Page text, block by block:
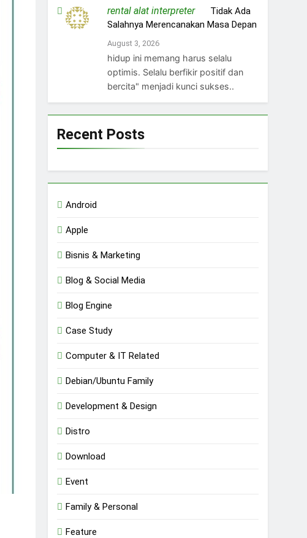
rental alat interpreteron Tidak Ada
Salahnya Merencanakan Masa Depan
August 3, 2026
hidup ini memang harus selalu
optimis. Selalu berfikir positif dan
bercita" menjadi kunci sukses..
Recent Posts
Android
Apple
Bisnis & Marketing
Blog & Social Media
Blog Engine
Case Study
Computer & IT Related
Debian/Ubuntu Family
Development & Design
Distro
Download
Event
Family & Personal
Feature